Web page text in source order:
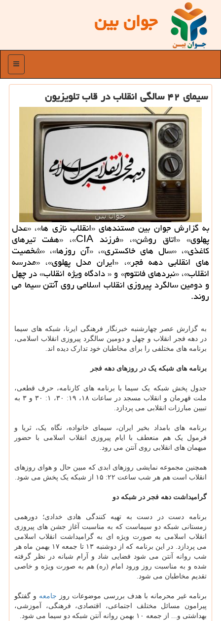
جوان بین
منو
سیمای ۴۲ سالگی انقلاب در قاب تلویزیون
به گزارش جوان بین مستندهای «انقلاب نازی ها»، «عدل
پهلوی» «اتاق روشن»، «فرزند CIA»، «هفت تیرهای
کاغذی»، «سال های خاکستری»، «آن روزها»، «شخصیت
های انقلابی دهه فجر»، «ایران مدل پهلوی»، «مدرسه
انقلاب»، «نبردهای فانتوم» و « دادگاه ویژه انقلاب» در چهل
و دومین سالگرد پیروزی انقلاب اسلامی روی آنتن سیما می
روند.
به گزارش عصر چهارشنبه خبرنگار فرهنگی ایرنا، شبکه های سیما
در دهه فجر انقلاب و چهل و دومین سالگرد پیروزی انقلاب اسلامی،
برنامه های مختلفی را برای مخاطبان خود تدارک دیده اند.
برنامه های شبکه یک در روزهای دهه فجر
جدول پخش شبکه یک سیما با برنامه های کارنامه، حرف قطعی،
ملت قهرمان و انقلاب مسجد در ساعات ۱۸، ۱۹: ۳۰، ۱: ۳۰ و ۳ به
تبیین مبارزات انقلابی می پردازد.
برنامه های بامداد بخیر ایران، سیمای خانواده، نگاه یک، ثریا و
فرمول یک هم منعطف با ایام پیروزی انقلاب اسلامی با حضور
میهمان های انقلابی روی آنتن می رود.
همچنین مجموعه نمایشی روزهای ابدی که مبین حال و هوای روزهای
انقلاب است هم هر شب ساعت ۲۲: ۱۵ از شبکه یک پخش می شود.
گرامیداشت دهه فجر در شبکه دو
برنامه دست در دست به تهیه کنندگی هادی خدادی؛ دورهمی
زمستانی شبکه دو سیماست که به مناسبت آغاز جشن های پیروزی
انقلاب اسلامی به صورت ویژه ای به گرامیداشت انقلاب اسلامی
می پردازد. در این برنامه که از دوشنبه ۱۳ تا جمعه ۱۷ بهمن ماه هر
شب روانه آنتن می شود فضایی شاد و آرام شبانه در نظر گرفته
شده و به مناسبت روز ورود امام (ره) هم به صورت ویژه و خاصی
تقدیم مخاطبان می شود.
برنامه غیر محرمانه با هدف بررسی موضوعات روز جامعه و گفتگو
پیرامون مسائل مختلف اجتماعی، اقتصادی، فرهنگی، آموزشی،
بهداشتی و... از جمعه ۱۰ بهمن روانه آنتن شبکه دو سیما می شود.